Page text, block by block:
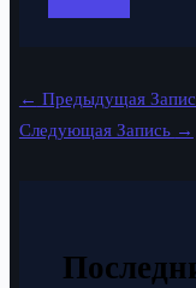
← Предыдущая
Следующая Запись →